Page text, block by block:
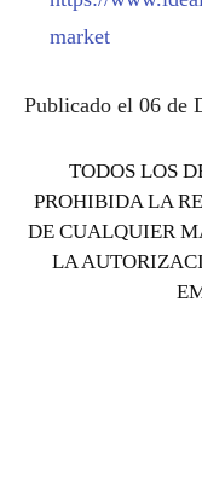
market
Publicado el 06 de
TODOS LOS
PROHIBIDA LA
DE CUALQUIER
LA